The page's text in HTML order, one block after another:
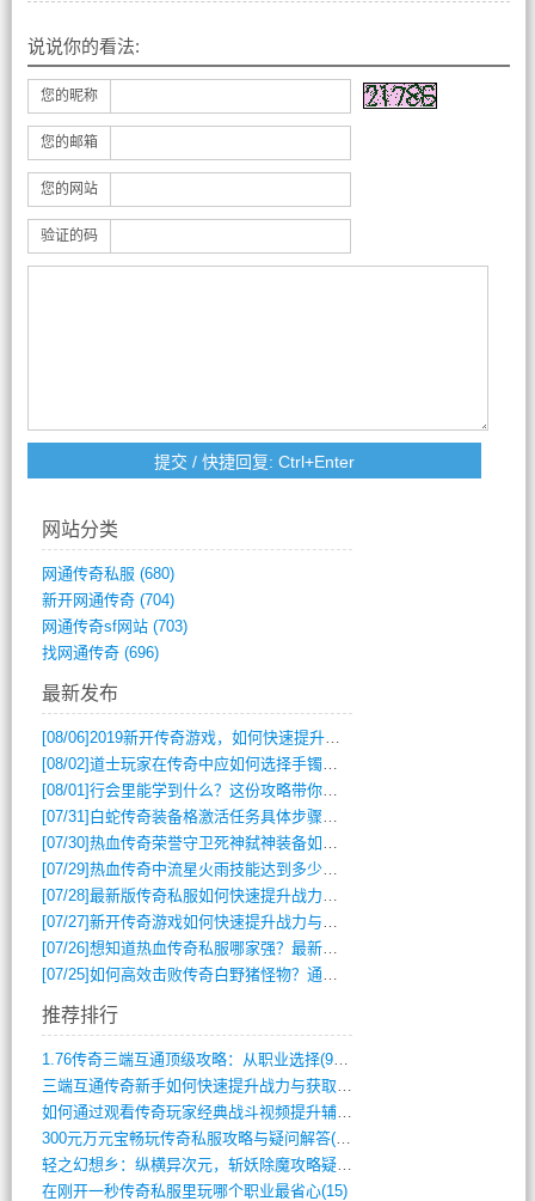
说说你的看法:
您的昵称
您的邮箱
您的网站
验证的码
网站分类
网通传奇私服 (680)
新开网通传奇(704)
网通传奇sf网站(703)
找网通传奇(696)
最新发布
[08/06]2019新开传奇游戏，如何快速提升角色等级？
[08/02]道士玩家在传奇中应如何选择手镯装备？
[08/01]行会里能学到什么？这份攻略带你全掌握
[07/31] 白蛇传奇装备格激活任务具体步骤是什么？如何完成？
[07/30]热血传奇荣誉守卫死神弑神装备如何获取与佩戴攻略？
[07/29]热血传奇中流星火雨技能达到多少级可以开始练装备？
[07/28]最新版传奇私服如何快速提升战力与获取稀有装备？
[07/27]新开传奇游戏如何快速提升战力与获取稀有装备？
[07/26]想知道热血传奇私服哪家强？最新排行榜攻略全解析
[07/25]如何高效击败传奇白野猪怪物？通关技巧全解析
推荐排行
1.76传奇三端互通顶级攻略：从职业选择(972)
三端互通传奇新手如何快速提升战力与获取稀(379)
如何通过观看传奇玩家经典战斗视频提升辅助(661)
300元万元宝畅玩传奇私服攻略与疑问解答(828)
轻之幻想乡：纵横异次元，斩妖除魔攻略疑云(404)
在刚开一秒传奇私服里玩哪个职业最省心(15)